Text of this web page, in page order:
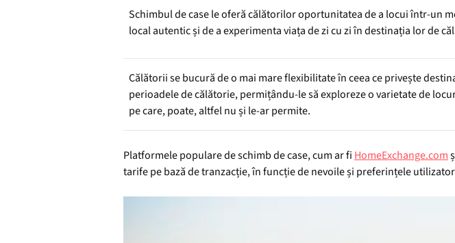
Schimbul de case le oferă călătorilor oportunitatea de a locui într-un
local autentic și de a experimenta viața de zi cu zi în destinația lor de
Călătorii se bucură de o mai mare flexibilitate în ceea ce privește
perioadele de călătorie, permițându-le să exploreze o varietate de
pe care, poate, altfel nu și le-ar permite.
Platformele populare de schimb de case, cum ar fi HomeExchange.com
tarife pe bază de tranzacție, în funcție de nevoile și preferințele